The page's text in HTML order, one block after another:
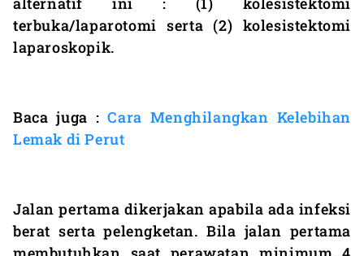
terbuka/laparotomi serta (2) kolesistektomi
laparoskopik.
Baca juga :Cara Menghilangkan Kelebihan
Lemak di Perut
Jalan pertama dikerjakan apabila ada infeksi
berat serta pelengketan. Bila jalan pertama